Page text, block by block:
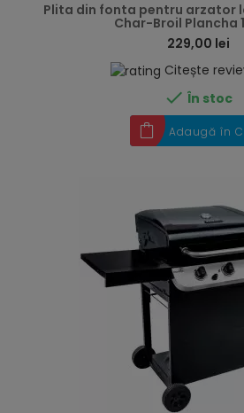
Plita din fonta pentru arzator
Char-Broil Plancha
229,00 lei
Citește
 În stoc
Adaugă în